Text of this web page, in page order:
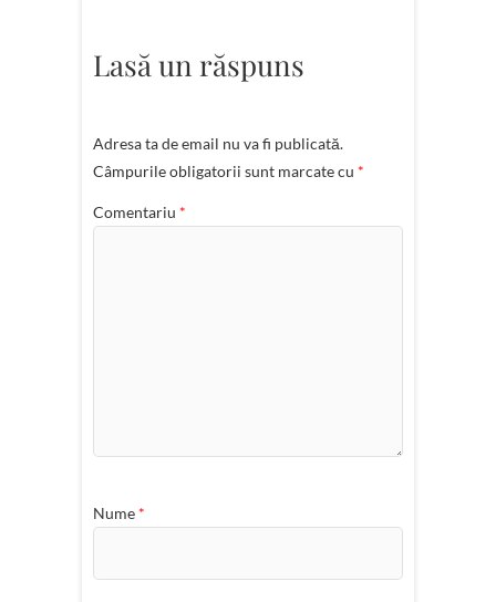
Lasă un răspuns
Adresa ta de email nu va fi publicată.
Câmpurile obligatorii sunt marcate cu *
Comentariu *
Nume *